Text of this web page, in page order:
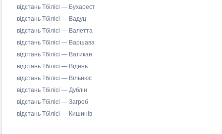
відстань Тбілісі — Бухарест
відстань Тбілісі — Вадуц
відстань Тбілісі — Валетта
відстань Тбілісі — Варшава
відстань Тбілісі — Ватикан
відстань Тбілісі — Відень
відстань Тбілісі — Вільнюс
відстань Тбілісі — Дублін
відстань Тбілісі — Загреб
відстань Тбілісі — Кишинів